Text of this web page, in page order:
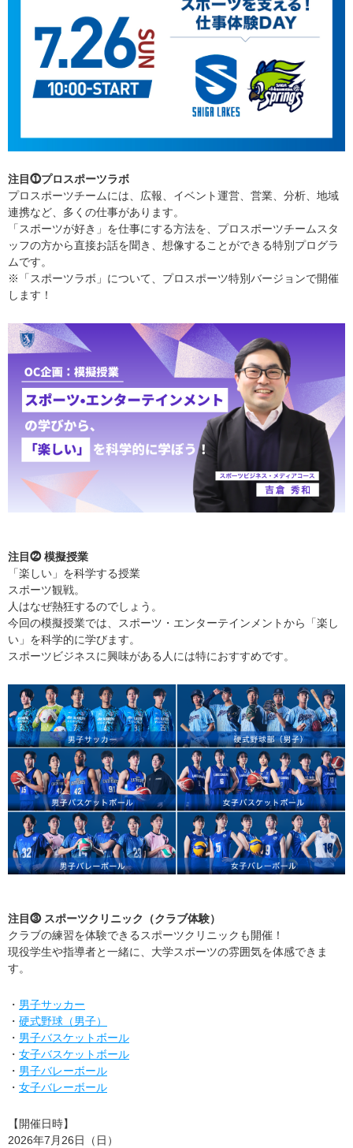
注目⓵プロスポーツラボ
プロスポーツチームには、広報、イベント運営、営業、分析、地域
連携など、多くの仕事があります。
「スポーツが好き」を仕事にする方法を、プロスポーツチームスタ
ッフの方から直接お話を聞き、想像することができる特別プログラ
ムです。
※「スポーツラボ」について、プロスポーツ特別バージョンで開催
します！
注目⓶ 模擬授業
「楽しい」を科学する授業
スポーツ観戦。
人はなぜ熱狂するのでしょう。
今回の模擬授業では、スポーツ・エンターテインメントから「楽し
い」を科学的に学びます。
スポーツビジネスに興味がある人には特におすすめです。
注目⓷ スポーツクリニック（クラブ体験）
クラブの練習を体験できるスポーツクリニックも開催！
現役学生や指導者と一緒に、大学スポーツの雰囲気を体感できま
す。
・ 男子サッカー
・ 硬式野球（男子）
・ 男子バスケットボール
・ 女子バスケットボール
・ 男子バレーボール
・ 女子バレーボール
【開催日時】
2026年7月26日（日）